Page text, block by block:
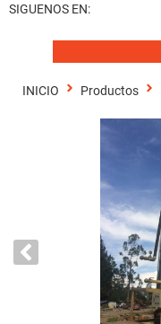
SIGUENOS EN:
INICIO Productos